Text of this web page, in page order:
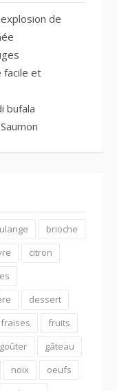
de
facile et
bufala
brioche
citron
dessert
fraises
fruits
goûter
gâteau
noix
oeufs